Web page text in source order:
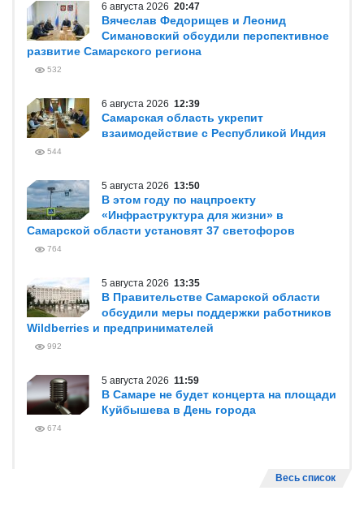
6 августа 2026 20:47
Вячеслав Федорищев и Леонид
Симановский обсудили перспективное
развитие Самарского региона
532
6 августа 2026 12:39
Самарская область укрепит
взаимодействие с Республикой Индия
544
5 августа 2026 13:50
В этом году по нацпроекту
«Инфраструктура для жизни» в
Самарской области установят 37 светофоров
764
5 августа 2026 13:35
В Правительстве Самарской области
обсудили меры поддержки работников
Wildberries и предпринимателей
992
5 августа 2026 11:59
В Самаре не будет концерта на площади
Куйбышева в День города
674
Весь список